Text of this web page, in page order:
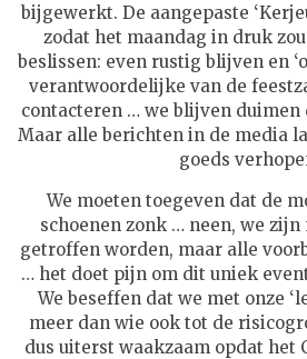
bijgewerkt. De aangepaste
zodat het maandag in druk
beslissen: even rustig blijven en
verantwoordelijke van de
contacteren … we blijven duimen
Maar alle berichten in de media
goeds
We moeten toegeven dat de
schoenen zonk … neen, we
getroffen worden, maar alle
… het doet pijn om dit uniek
We beseffen dat we met onze
meer dan wie ook tot de
dus uiterst waakzaam opdat het